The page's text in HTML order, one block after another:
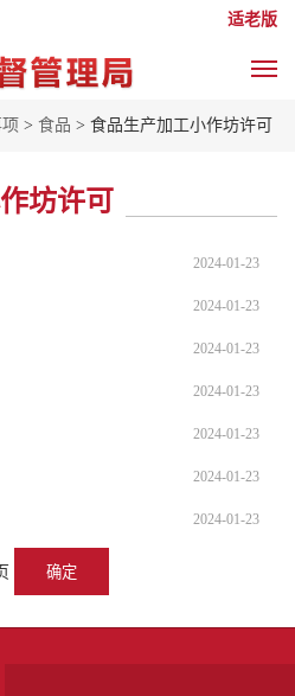
适老版
> 食品 > 食品生产加工小作坊许可
坊许可
2024-01-23
2024-01-23
2024-01-23
2024-01-23
2024-01-23
2024-01-23
2024-01-23